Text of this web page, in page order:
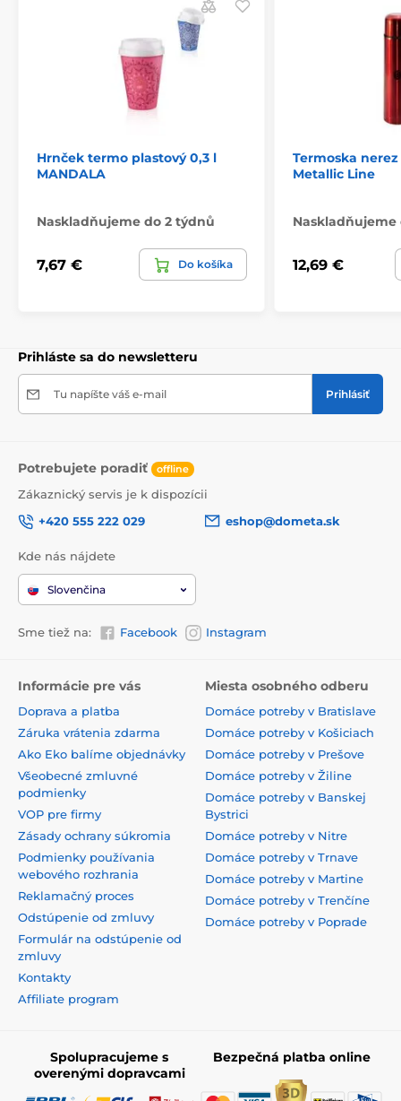
Hrnček termo plastový 0,3 l
MANDALA
Naskladňujeme do 2 týdnů
7,67 € Do košíka
Termoska
Metallic Line
Naskladňujeme
12,69 €
Prihláste sa do newsletteru
Tu napíšte váš e-mail Prihlásiť
Potrebujete poradiť offline
Zákaznický servis je k dispozícii
+420 555 222 029
eshop@dometa.sk
Kde nás nájdete
Slovenčina
Sme tiež na: Facebook Instagram
Informácie pre vás
Doprava a platba
Záruka vrátenia zdarma
Ako Eko balíme objednávky
Všeobecné zmluvné
podmienky
VOP pre firmy
Zásady ochrany súkromia
Podmienky používania
webového rozhrania
Reklamačný proces
Odstúpenie od zmluvy
Formulár na odstúpenie od
zmluvy
Kontakty
Affiliate program
Miesta osobného odberu
Domáce potreby v Bratislave
Domáce potreby v Košiciach
Domáce potreby v Prešove
Domáce potreby v Žiline
Domáce potreby v Banskej
Bystrici
Domáce potreby v Nitre
Domáce potreby v Trnave
Domáce potreby v Martine
Domáce potreby v Trenčíne
Domáce potreby v Poprade
Spolupracujeme s
overenými dopravcami
Bezpečná platba online